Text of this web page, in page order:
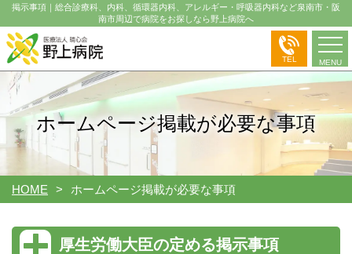
掲示事項｜総合診療科、内科、循環器内科、アレルギー・呼吸器内科など泉南市・阪
南市周辺で病院をお探しなら野上病院へ
MENU
TEL
ホームページ掲載が必要な事項
HOME ホームページ掲載が必要な事項
厚生労働大臣の定める掲示事項